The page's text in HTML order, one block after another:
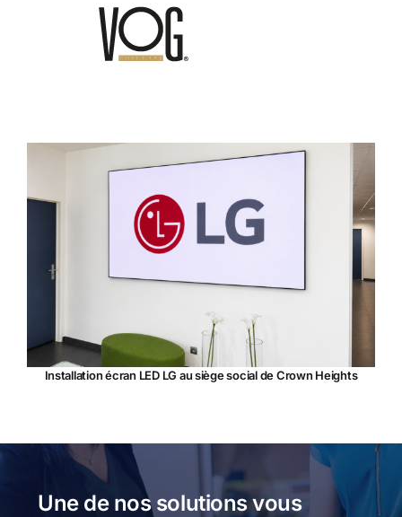
Installation écran LED LG au siège social de Crown Heights
Une de nos solutions vous